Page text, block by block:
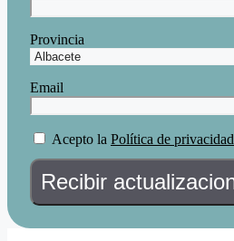
Provincia
Email
Acepto la Política de privacidad